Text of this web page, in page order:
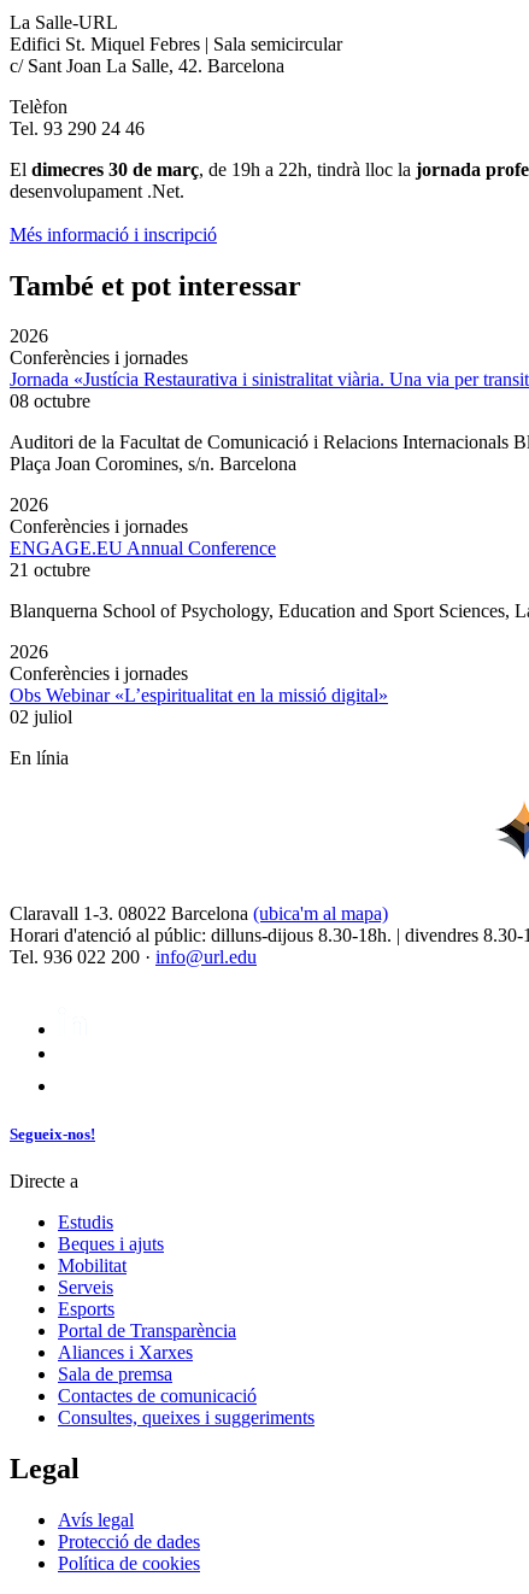
La Salle-URL
Edifici St. Miquel Febres | Sala semicircular
c/ Sant Joan La Salle, 42. Barcelona
Telèfon
Tel. 93 290 24 46
El dimecres 30 de març, de 19h a 22h, tindrà lloc la jornada
desenvolupament .Net.
Més informació i inscripció
També et pot interessar
2026
Conferències i jornades
Jornada «Justícia Restaurativa i sinistralitat viària. Una via per
08 octubre
Auditori de la Facultat de Comunicació i Relacions Internacionals
Plaça Joan Coromines, s/n. Barcelona
2026
Conferències i jornades
ENGAGE.EU Annual Conference
21 octubre
Blanquerna School of Psychology, Education and Sport Sciences,
2026
Conferències i jornades
Obs Webinar «L’espiritualitat en la missió digital»
02 juliol
En línia
Claravall 1-3. 08022 Barcelona (ubica'm al mapa)
Horari d'atenció al públic: dilluns-dijous 8.30-18h. | divendres 8.30-
Tel. 936 022 200 · info@url.edu
Segueix-nos!
Directe a
Estudis
Beques i ajuts
Mobilitat
Serveis
Esports
Portal de Transparència
Aliances i Xarxes
Sala de premsa
Contactes de comunicació
Consultes, queixes i suggeriments
Legal
Avís legal
Protecció de dades
Política de cookies